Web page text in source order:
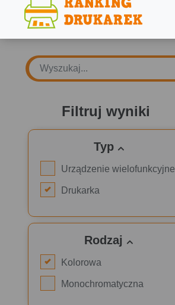
Filtruj wyniki
Typ
Urządzenie wielofunkcyjne
Drukarka
Rodzaj
Kolorowa
Monochromatyczna